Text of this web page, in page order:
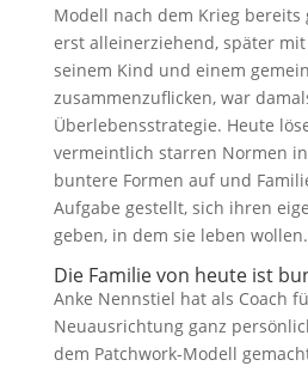
Modell nach dem Krieg bereits
erst alleinerziehend, später
seinem Kind und einem
zusammenzuflicken, war
Überlebensstrategie. Heute
vermeintlich starren Normen
buntere Formen auf und
Aufgabe gestellt, sich ihren
geben, in dem sie leben wollen.
Die Familie von heute ist
Anke Nennstiel hat als Coach
Neuausrichtung ganz
dem Patchwork-Modell